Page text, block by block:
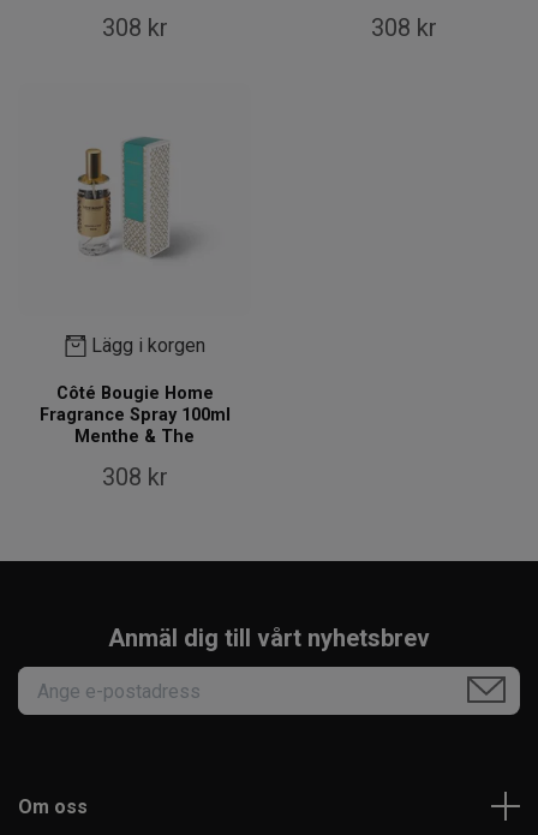
308 kr 308 kr
Lägg i korgen
Côté Bougie Home
Fragrance Spray 100ml
Menthe & The
308 kr
Anmäl dig till vårt nyhetsbrev
Om oss